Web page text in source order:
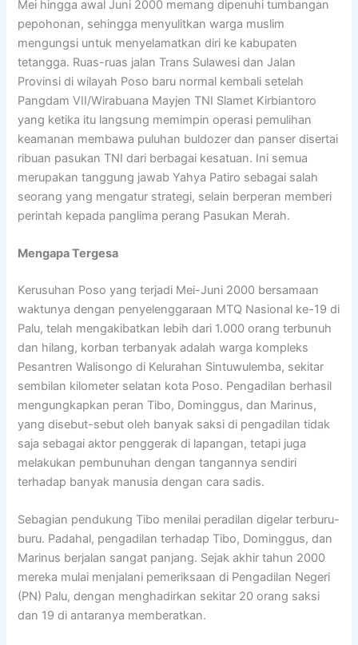
Mei hingga awal Juni 2000 memang dipenuhi tumbangan
pepohonan, sehingga menyulitkan warga muslim
mengungsi untuk menyelamatkan diri ke kabupaten
tetangga. Ruas-ruas jalan Trans Sulawesi dan Jalan
Provinsi di wilayah Poso baru normal kembali setelah
Pangdam VII/Wirabuana Mayjen TNI Slamet Kirbiantoro
yang ketika itu langsung memimpin operasi pemulihan
keamanan membawa puluhan buldozer dan panser disertai
ribuan pasukan TNI dari berbagai kesatuan. Ini semua
merupakan tanggung jawab Yahya Patiro sebagai salah
seorang yang mengatur strategi, selain berperan memberi
perintah kepada panglima perang Pasukan Merah.
Mengapa Tergesa
Kerusuhan Poso yang terjadi Mei-Juni 2000 bersamaan
waktunya dengan penyelenggaraan MTQ Nasional ke-19 di
Palu, telah mengakibatkan lebih dari 1.000 orang terbunuh
dan hilang, korban terbanyak adalah warga kompleks
Pesantren Walisongo di Kelurahan Sintuwulemba, sekitar
sembilan kilometer selatan kota Poso. Pengadilan berhasil
mengungkapkan peran Tibo, Dominggus, dan Marinus,
yang disebut-sebut oleh banyak saksi di pengadilan tidak
saja sebagai aktor penggerak di lapangan, tetapi juga
melakukan pembunuhan dengan tangannya sendiri
terhadap banyak manusia dengan cara sadis.
Sebagian pendukung Tibo menilai peradilan digelar terburu-
buru. Padahal, pengadilan terhadap Tibo, Dominggus, dan
Marinus berjalan sangat panjang. Sejak akhir tahun 2000
mereka mulai menjalani pemeriksaan di Pengadilan Negeri
(PN) Palu, dengan menghadirkan sekitar 20 orang saksi
dan 19 di antaranya memberatkan.